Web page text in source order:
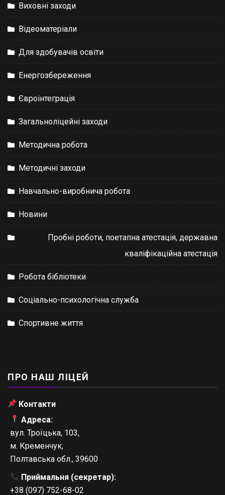
Виховні заходи
Відеоматеріали
Для здобувачів освіти
Енергозбереження
Євроінтеграція
Загальноліцейні заходи
Методична робота
Методичні заходи
Навчально-виробнича робота
Новини
Пробні роботи, поетапна атестація, державна
кваліфікаційна атестація
Робота бібліотеки
Соціально-психологічна служба
Спортивне життя
ПРО НАШ ЛІЦЕЙ
Контакти
Адреса:
вул. Троїцька, 103,
м. Кременчук,
Полтавська обл., 39600
Приймальня (секретар):
+38 (097) 752-68-02